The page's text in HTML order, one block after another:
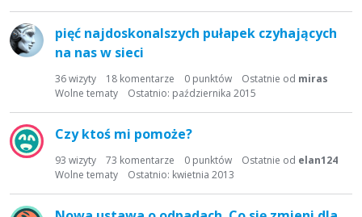
pięć najdoskonalszych pułapek czyhających
na nas w sieci
36wizyty 18 komentarze 0 punktów Ostatnie od miras
Ostatnio: października 2015
Wolne tematy
Czy ktoś mi pomoże?
93 wizyty 73 komentarze 0 punktów Ostatnie od elan124
Ostatnio: kwietnia 2013
Wolne tematy